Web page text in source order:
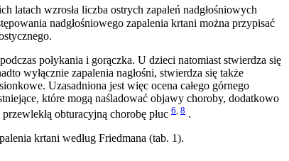
latach wzrosła liczba ostrych zapaleń nadgłośniowych
nadgłośniowego zapalenia krtani można przypisać
połykania i gorączka. U dzieci natomiast stwierdza się
wyłącznie zapalenia nagłośni, stwierdza się także
Uzasadniona jest więc ocena całego górnego
które mogą naśladować objawy choroby, dodatkowo
obturacyjną chorobę płuc 6 8 .
krtani według Friedmana (tab. 1).